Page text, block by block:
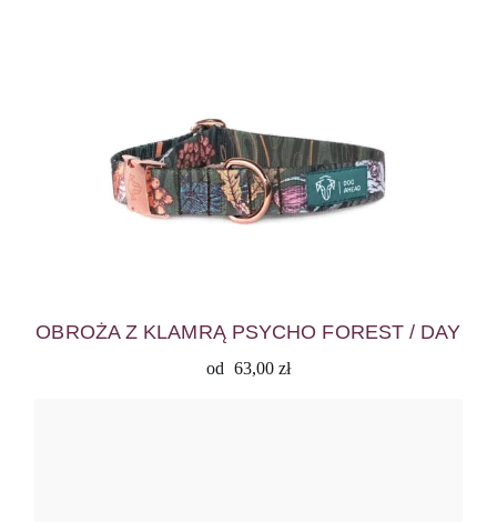
OBROŻA Z KLAMRĄ PSYCHO FOREST / DAY
od 63,00 zł